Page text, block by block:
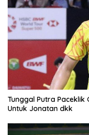
Tunggal Putra Paceklik
Untuk Jonatan dkk